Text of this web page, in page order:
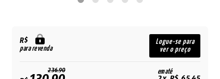
R$
para revenda
Logue-se para
ver o preço
236,90 em até